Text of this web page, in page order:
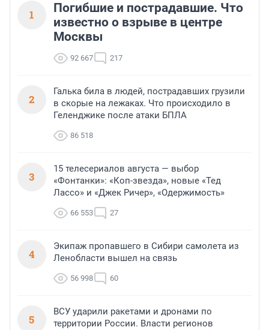
1
Погибшие и пострадавшие. Что
известно о взрыве в центре
Москвы
92 667 217
2
Галька била в людей, пострадавших грузили
в скорые на лежаках. Что происходило в
Геленджике после атаки БПЛА
86 518
3
15 телесериалов августа — выбор
«Фонтанки»: «Коп-звезда», новые «Тед
Лассо» и «Джек Ричер», «Одержимость»
66 553 27
4
Экипаж пропавшего в Сибири самолета из
Ленобласти вышел на связь
56 998 60
5
ВСУ ударили ракетами и дронами по
территории России. Власти регионов